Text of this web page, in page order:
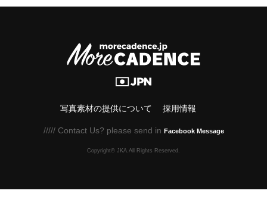
写真素材の提供について 採用情報
///// Contact Us? please send in Facebook Message
Copyright© JKA.All Rights Reserved.